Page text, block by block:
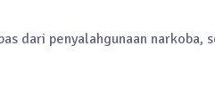
dari penyalahgunaan narkoba,